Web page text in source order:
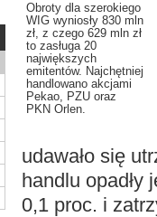
Obroty dla szerokiego
WIG wyniosły 830 mln
zł, z czego 629 mln zł
to zasługa 20
największych
emitentów. Najchętniej
handlowano akcjami
Pekao, PZU oraz
PKN Orlen.
udawało się
handlu opadły
0,1 proc. i